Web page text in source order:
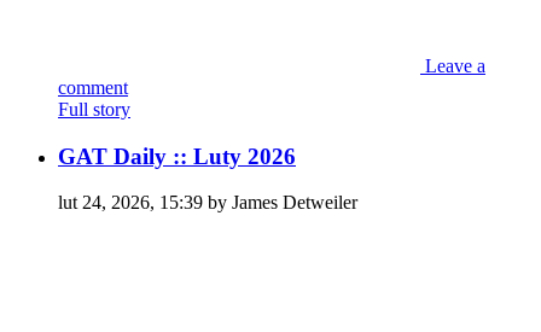
Leave a
comment
Full story
GAT Daily :: Luty 2026
lut 24, 2026, 15:39 by James Detweiler